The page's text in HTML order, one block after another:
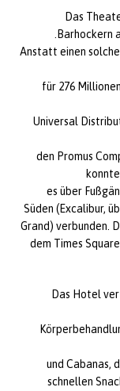
Das
Barhockern
Anstatt einen
für 276
Universal
den Promus
es über
Süden (Excalibur,
Grand) verbunden.
dem Times
Das Hotel
und Cabanas,
schnellen